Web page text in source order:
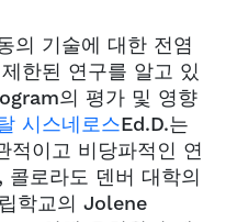
의 기술에 대한 전염
한된 연구를 알고 있
의 평가 및 영향
시스네로스Ed.D.는
적이고 비당파적인 연
로라도 덴버 대학의
학교의 Jolene